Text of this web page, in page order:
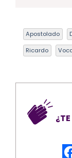
Apostolado
Ricardo